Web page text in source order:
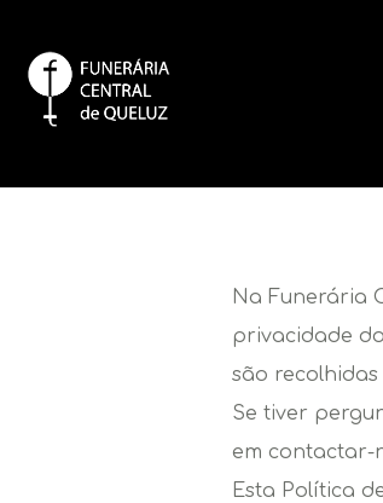
Na Funerária
privacidade
são
Se tiver
em contactar-
Esta Política